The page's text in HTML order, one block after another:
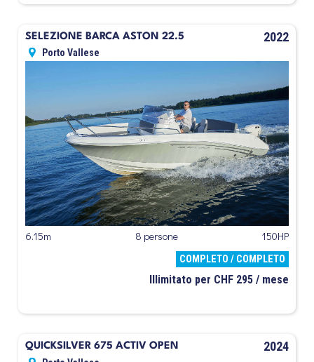
SELEZIONE BARCA ASTON 22.5 2022
Porto Vallese
6.15m 8 persone 150HP
COMPLETO / COMPLETO
Illimitato per CHF 295 / mese
QUICKSILVER 675 ACTIV OPEN 2024